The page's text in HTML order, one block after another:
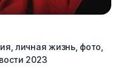
личная жизнь, фото,
2023